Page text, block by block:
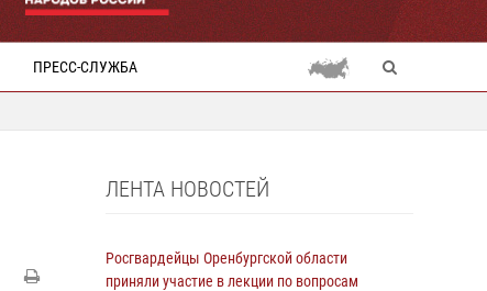
ПРЕСС-СЛУЖБА
ЛЕНТА НОВОСТЕЙ
Росгвардейцы Оренбургской области
приняли участие в лекции по вопросам